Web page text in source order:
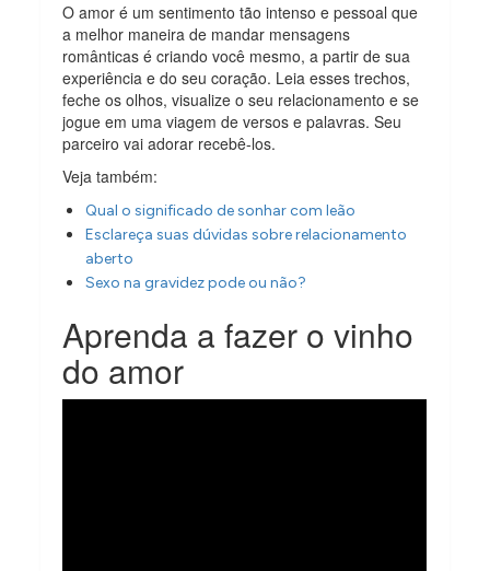
O amor é um sentimento tão intenso e pessoal que
a melhor maneira de mandar mensagens
românticas é criando você mesmo, a partir de sua
experiência e do seu coração. Leia esses trechos,
feche os olhos, visualize o seu relacionamento e se
jogue em uma viagem de versos e palavras. Seu
parceiro vai adorar recebê-los.
Veja também:
Qual o significado de sonhar com leão
Esclareça suas dúvidas sobre relacionamento
aberto
Sexo na gravidez pode ou não?
Aprenda a fazer o vinho
do amor